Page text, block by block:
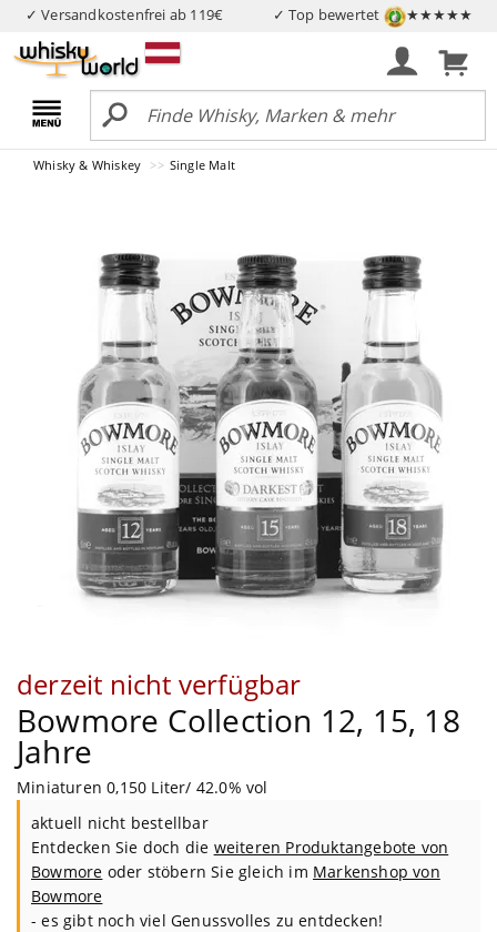
✓ Versandkostenfrei ab 119€ ✓ Top bewertet ★★★★★
Whisky & Whiskey Single Malt
derzeit nicht verfügbar
Bowmore Collection 12, 15, 18
Jahre
Miniaturen 0,150 Liter/ 42.0% vol
aktuell nicht bestellbar
Entdecken Sie doch die weiteren Produktangebote von
Bowmore oder stöbern Sie gleich im Markenshop von
Bowmore
- es gibt noch viel Genussvolles zu entdecken!